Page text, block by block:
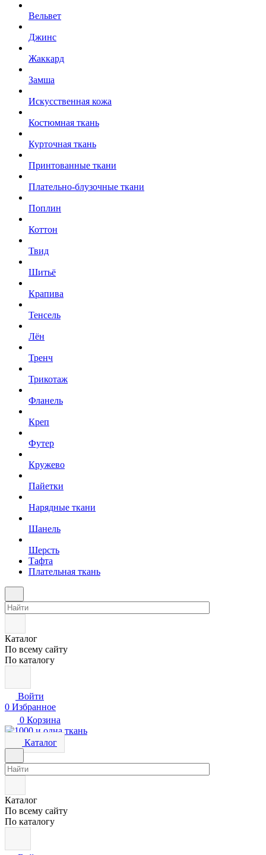
Вельвет
Джинс
Жаккард
Замша
Искусственная кожа
Костюмная ткань
Курточная ткань
Принтованные ткани
Плательно-блузочные ткани
Поплин
Коттон
Твид
Шитьё
Крапива
Тенсель
Лён
Тренч
Трикотаж
Фланель
Креп
Футер
Кружево
Пайетки
Нарядные ткани
Шанель
Шерсть
Тафта
Плательная ткань
Каталог
По всему сайту
По каталогу
Войти
0 Избранное
0 Корзина
Каталог
Каталог
По всему сайту
По каталогу